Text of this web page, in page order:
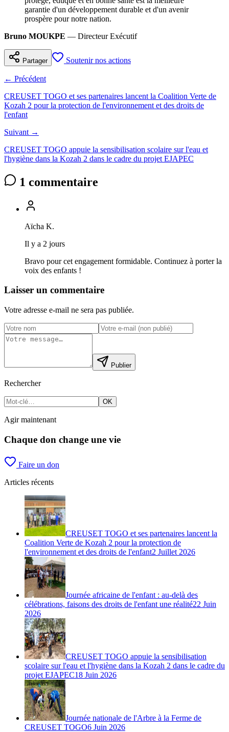
garantie d'un développement durable et d'un avenir
prospère pour notre nation.
Bruno MOUKPE — Directeur Exécutif
Partager Soutenir nos actions
← Précédent
CREUSET TOGO et ses partenaires lancent la Coalition Verte de
Kozah 2 pour la protection de l'environnement et des droits de
l'enfant
Suivant →
CREUSET TOGO appuie la sensibilisation scolaire sur l'eau et
l'hygiène dans la Kozah 2 dans le cadre du projet EJAPEC
1 commentaire
Aïcha K.
Il y a 2 jours
Bravo pour cet engagement formidable. Continuez à porter la
voix des enfants !
Laisser un commentaire
Votre adresse e-mail ne sera pas publiée.
Publier
Rechercher
OK
Agir maintenant
Chaque don change une vie
Faire un don
Articles récents
CREUSET TOGO et ses partenaires lancent la
Coalition Verte de Kozah 2 pour la protection de
l'environnement et des droits de l'enfant2 Juillet 2026
Journée africaine de l'enfant : au-delà des
célébrations, faisons des droits de l'enfant une réalité22 Juin
2026
CREUSET TOGO appuie la sensibilisation
scolaire sur l'eau et l'hygiène dans la Kozah 2 dans le cadre du
projet EJAPEC18 Juin 2026
Journée nationale de l'Arbre à la Ferme de
CREUSET TOGO6 Juin 2026